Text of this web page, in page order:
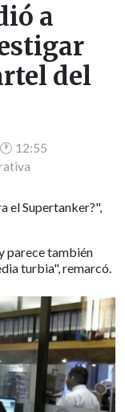
a
del
12:55
el Supertanker?",
parece también
turbia", remarcó.